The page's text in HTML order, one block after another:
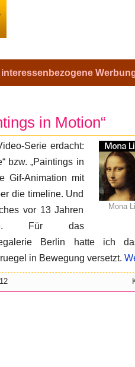
in Motion“
Mona
Serie erdacht:
bzw. „Paintings in
Gif-Animation mit
die timeline. Und
vor 13 Jahren
Für das
Berlin hatte ich
in Bewegung versetzt.